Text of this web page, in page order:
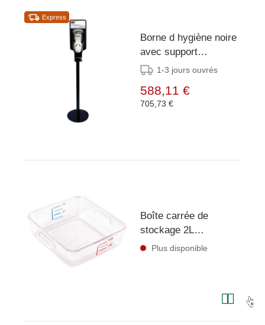
Express
Borne d hygiène noire
avec support
AutoFoam
1-3 jours ouvrés
588,11 €
705,73 €
Boîte carrée de
stockage 2L
Rubbermaid
Plus disponible